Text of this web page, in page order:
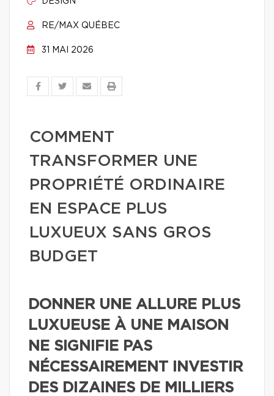
RE/MAX QUÉBEC
31 MAI 2026
COMMENT
TRANSFORMER UNE
PROPRIÉTÉ ORDINAIRE
EN ESPACE PLUS
LUXUEUX SANS GROS
BUDGET
DONNER UNE ALLURE PLUS
LUXUEUSE À UNE MAISON
NE SIGNIFIE PAS
NÉCESSAIREMENT INVESTIR
DES DIZAINES DE MILLIERS